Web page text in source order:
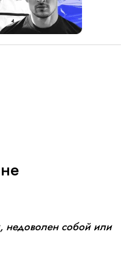
недоволен собой или